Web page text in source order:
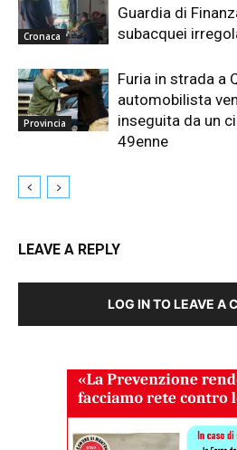
Cronaca
Guardia di
subacquei
Provincia
Furia in strada a
automobilista
inseguita da un
49enne
LEAVE A REPLY
LOG IN TO LEAVE A